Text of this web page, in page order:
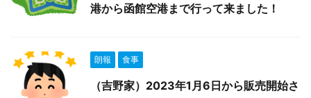
港から函館空港まで行って来ました！
朗報 食事
（吉野家）2023年1月6日から販売開始さ